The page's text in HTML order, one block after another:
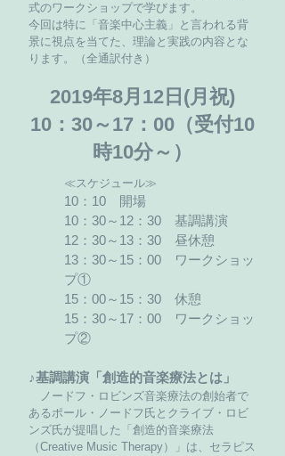
式のワークショップで学びます。
今回は特に「音楽中心主義」と言われる背
景に視点を当てた、理論と実践の内容とな
ります。（全通訳付き）
2019年8月12日(月祝)
10：30～17：00（受付10
時10分～）
≪スケジュール≫
10：10 開場
10：30～12：30 基調講演
12：30～13：30 昼休憩
13：30～15：00 ワークショッ
プ①
15：00～15：30 休憩
15：30～17：00 ワークショッ
プ②
♪基調講演「創造的音楽療法とは」
ノードフ・ロビンズ音楽療法の創始者で
あるポール・ノードフ氏とクライブ・ロビ
ンズ氏が提唱した「創造的音楽療法
（Creative Music Therapy）」は、セラピス